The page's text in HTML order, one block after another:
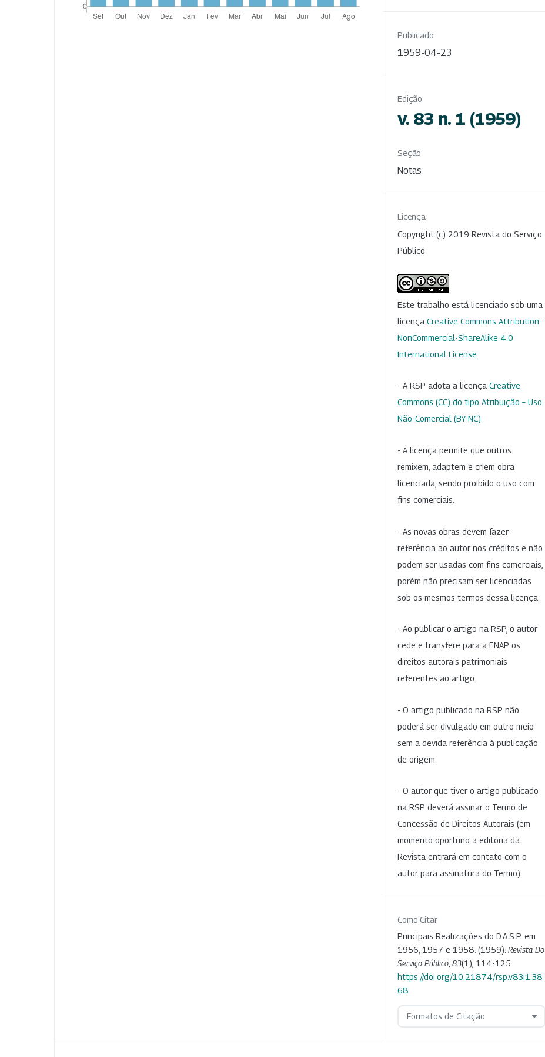
Publicado
1959-04-23
Edição
v. 83 n. 1 (1959)
Seção
Notas
Licença
Copyright (c) 2019 Revista do Serviço
Público
Este trabalho está licenciado sob uma
licença Creative Commons Attribution-
NonCommercial-ShareAlike 4.0
International License
- A RSP adota a licença Creative
Commons (CC) do tipo Atribuição – Uso
Não-Comercial (BY-NC).
- A licença permite que outros
remixem, adaptem e criem obra
licenciada, sendo proibido o uso com
fins comerciais.
- As novas obras devem fazer
referência ao autor nos créditos e não
podem ser usadas com fins comerciais,
porém não precisam ser licenciadas
sob os mesmos termos dessa licença.
- Ao publicar o artigo na RSP, o autor
cede e transfere para a ENAP os
direitos autorais patrimoniais
referentes ao artigo.
- O artigo publicado na RSP não
poderá ser divulgado em outro meio
sem a devida referência à publicação
de origem.
- O autor que tiver o artigo publicado
na RSP deverá assinar o Termo de
Concessão de Direitos Autorais (em
momento oportuno a editoria da
Revista entrará em contato com o
autor para assinatura do Termo).
Como Citar
Principais Realizações do D.A.S.P. em
1956, 1957 e 1958. (1959). Revista Do
Serviço Público, 83(1), 114-125.
https://doi.org/10.21874/rsp.v83i1.38
68
Formatos de Citação